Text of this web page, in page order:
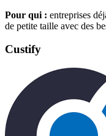
Pour qui : entreprises
de petite taille avec des
Custify